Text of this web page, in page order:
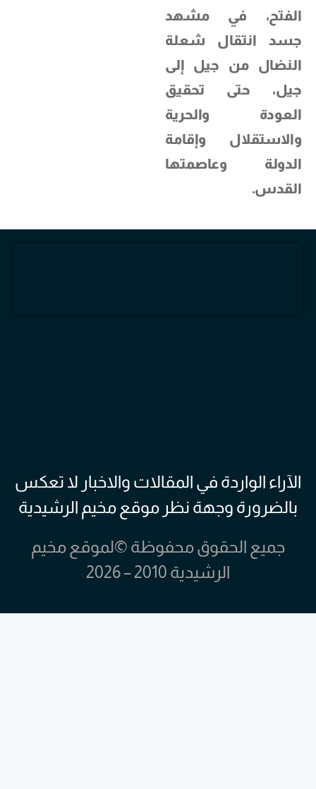
الفتح، في مشهد
جسد انتقال شعلة
النضال من جيل إلى
جيل، حتى تحقيق
العودة والحرية
والاستقلال وإقامة
الدولة وعاصمتها
القدس.
الآراء الواردة في المقالات والاخبار لا تعكس
بالضرورة وجهة نظر موقع مخيم الرشيدية
جميع الحقوق محفوظة ©لموقع مخيم
الرشيدية 2010 – 2026